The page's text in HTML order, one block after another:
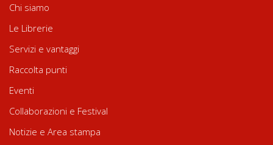
Chi siamo
Le Librerie
Servizi e vantaggi
Raccolta punti
Eventi
Collaborazioni e Festival
Notizie e Area stampa